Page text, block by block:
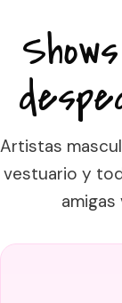
Artistas
vestuario y